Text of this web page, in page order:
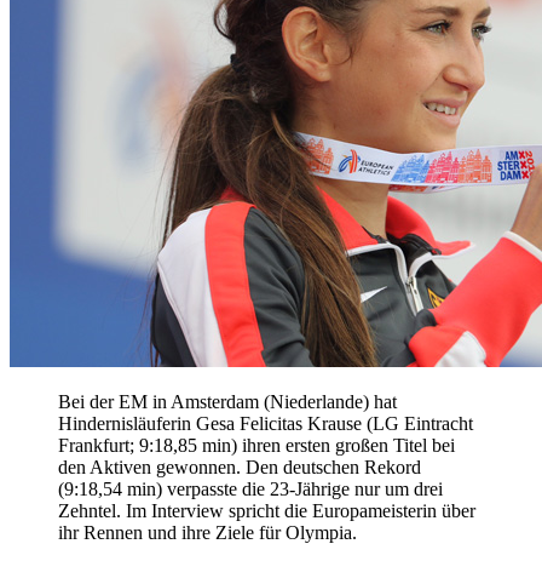
Bei der EM in Amsterdam (Niederlande) hat
Hindernisläuferin Gesa Felicitas Krause (LG Eintracht
Frankfurt; 9:18,85 min) ihren ersten großen Titel bei
den Aktiven gewonnen. Den deutschen Rekord
(9:18,54 min) verpasste die 23-Jährige nur um drei
Zehntel. Im Interview spricht die Europameisterin über
ihr Rennen und ihre Ziele für Olympia.